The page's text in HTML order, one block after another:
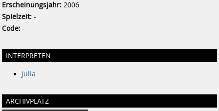
Erscheinungsjahr: 2006
Spielzeit: -
Code: -
INTERPRETEN
Julia
ARCHIVPLATZ